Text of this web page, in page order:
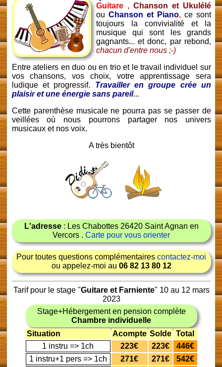
Guitare , Chanson et Ukulélé
ou Chanson et Piano, ce sont
toujours la convivialité et la
musique qui sont les grands
gagnants... et donc, par rebond,
chacun d'entre nous ;-)
Entre ateliers en duo ou en trio et le travail individuel sur
vos chansons, vos choix, votre apprentissage sera
ludique et progressif. Travailler en groupe crée un
plaisir et une énergie sans pareil...
Cette parenthèse musicale ne pourra pas se passer de
veillées où nous pourrons partager nos univers
musicaux et nos voix.
A très bientôt
L'adresse: Les Chabottes 26420 Saint Agnan en
Vercors .Carte pour vous orienter
Pour toutes questions complémentairescontactez-moi
ou appelez-moi au 06 82 13 80 12
Tarif pour le stage "Guitare et Farniente" 10 au 12 mars
2023
Stage+Hébergement en pension complète
Chambre individuelle
Situation
Acompte Solde Total
1 instru => 1ch
223€ 223€
446€
1 instru+1 pers => 1ch
271€ 271€
542€